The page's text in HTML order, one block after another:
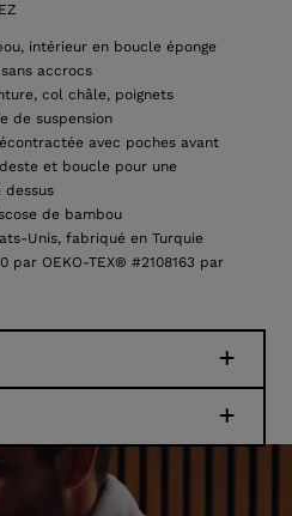
intérieur en boucle éponge
accrocs
col châle, poignets
de suspension
avec poches avant
et boucle pour une
dessus
de bambou
Unis, fabriqué en Turquie
par OEKO-TEX® #2108163 par